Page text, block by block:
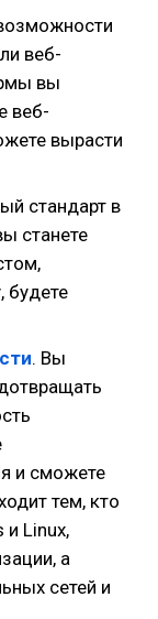
веб-
вы
веб-
вырасти
стандарт в
станете
будете
. Вы
и сможете
тем, кто
и Linux,
а
сетей и